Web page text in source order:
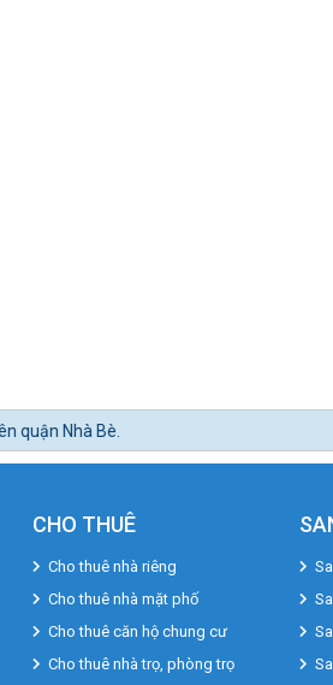
CHO THUÊ
Cho thuê nhà riêng
Cho thuê nhà mặt phố
Cho thuê căn hộ chung cư
Cho thuê nhà trọ, phòng trọ